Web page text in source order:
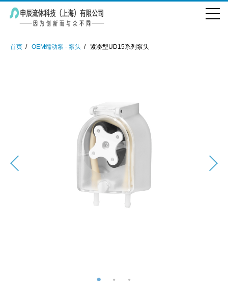
首页 OEM蠕动泵 - 泵头 紧凑型UD15系列泵头